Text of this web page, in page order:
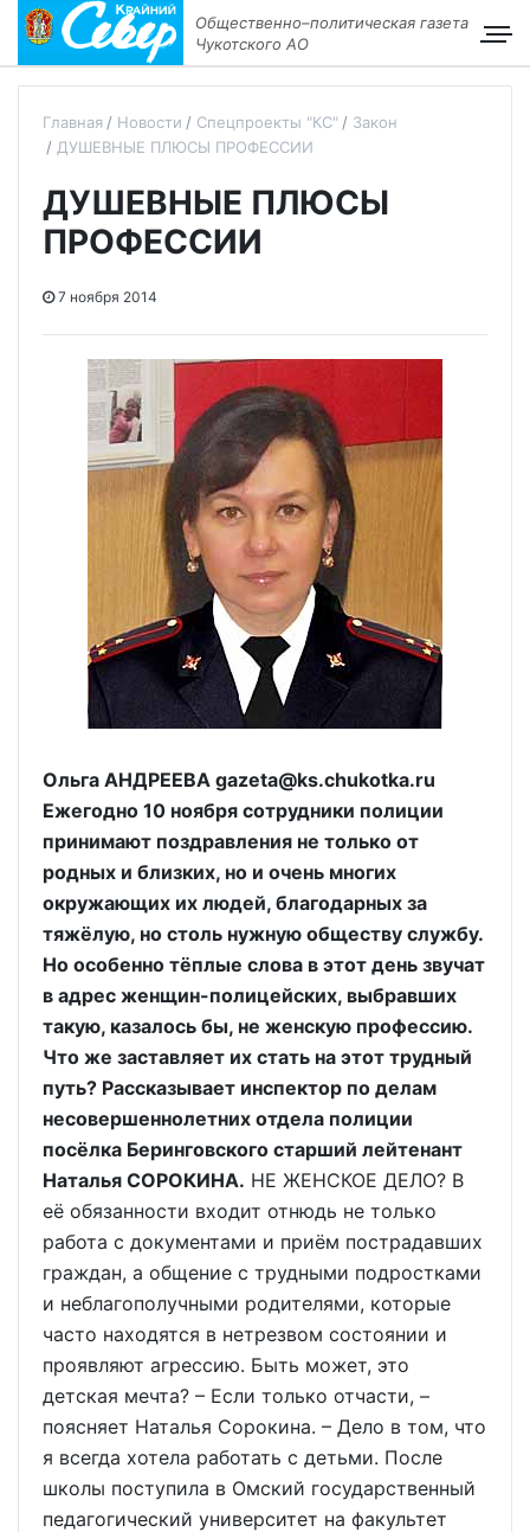
Общественно–политическая газета
Чукотского АО
Главная Новости Спецпроекты "КС"
Закон
ДУШЕВНЫЕ ПЛЮСЫ ПРОФЕССИИ
ДУШЕВНЫЕ ПЛЮСЫ
ПРОФЕССИИ
7 ноября 2014
Ольга АНДРЕЕВА gazeta@ks.chukotka.ru
Ежегодно 10 ноября сотрудники полиции
принимают поздравления не только от
родных и близких, но и очень многих
окружающих их людей, благодарных за
тяжёлую, но столь нужную обществу службу.
Но особенно тёплые слова в этот день звучат
в адрес женщин-полицейских, выбравших
такую, казалось бы, не женскую профессию.
Что же заставляет их стать на этот трудный
путь? Рассказывает инспектор по делам
несовершеннолетних отдела полиции
посёлка Беринговского старший лейтенант
Наталья СОРОКИНА. НЕ ЖЕНСКОЕ ДЕЛО? В
её обязанности входит отнюдь не только
работа с документами и приём пострадавших
граждан, а общение с трудными подростками
и неблагополучными родителями, которые
часто находятся в нетрезвом состоянии и
проявляют агрессию. Быть может, это
детская мечта? – Если только отчасти, –
поясняет Наталья Сорокина. – Дело в том, что
я всегда хотела работать с детьми. После
школы поступила в Омский государственный
педагогический университет на факультет